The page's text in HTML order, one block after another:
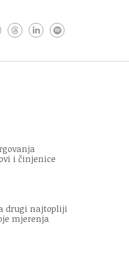
i činjenice
drugi najtopliji
mjerenja